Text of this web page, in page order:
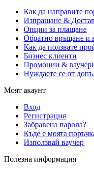
Как да направите
Изпращане &
Опции за плащане
Обратно връщане и
Как да ползвате
Бизнес клиенти
Промоции &
Нуждаете се от
Моят акаунт
Вход
Регистрация
Забравена парола?
Къде е моята
Използвай ваучер
Полезна информация